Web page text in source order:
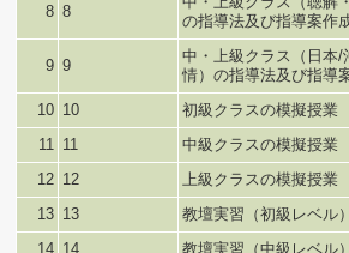
8 8
の指導法及び指導案作
9 9
中・上級クラス（日本/
情）の指導法及び指導
10 10 初級クラスの模擬授業
11
11 中級クラスの模擬授業
12 12 上級クラスの模擬授業
13 13 教壇実習（初級レベル）
14 14 教壇実習（中級レベル）